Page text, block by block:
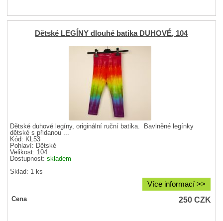
Dětské LEGÍNY dlouhé batika DUHOVÉ, 104
Dětské duhové legíny, originální ruční batika. Bavlněné legínky
dětské s přidanou ...
Kód: KL53
Pohlaví: Dětské
Velikost: 104
Dostupnost:skladem
Sklad: 1 ks
Více informací >>
Cena 250CZK